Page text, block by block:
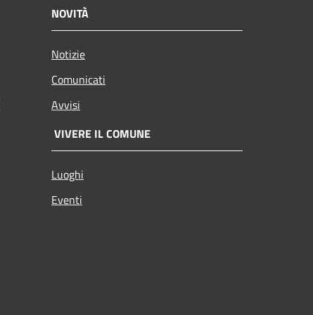
NOVITÀ
Notizie
Comunicati
Avvisi
VIVERE IL COMUNE
Luoghi
Eventi